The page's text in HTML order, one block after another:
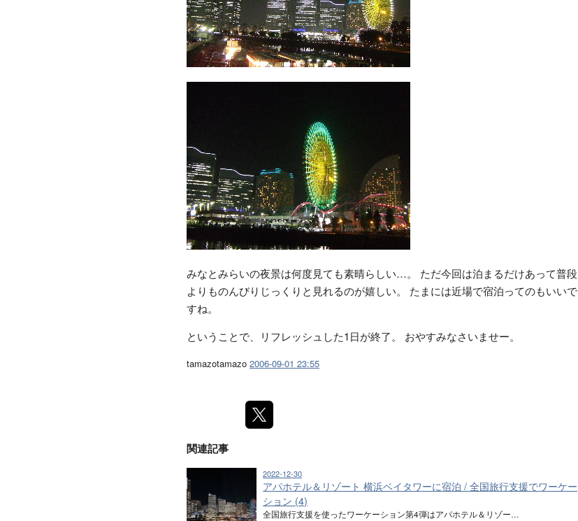
みなとみらいの夜景は何度見ても素晴らしい…。 ただ今回は泊まるだけあって普段
よりものんびりじっくりと見れるのが嬉しい。 たまには近場で宿泊ってのもいいで
すね。
ということで、リフレッシュした1日が終了。 おやすみなさいませー。
tamazotamazo 2006-09-01 23:55
関連記事
2022-12-30
アパホテル＆リゾート 横浜ベイタワーに宿泊 / 全国旅行支援でワーケー
ション (4)
全国旅行支援を使ったワーケーション第4弾はアパホテル＆リゾー…